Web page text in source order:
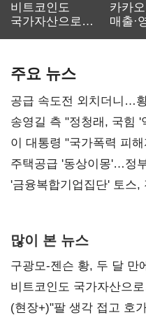
비트코인도
국가자산으로…'
카카
매출·
주요 뉴스
공급 속도전 외치더니…
리모델링' 제안
송영길 측 "정청래, 국힘
총선 지휘 못해"
이 대통령 "국가폭력 피
진실 밝혀야"
주택공급 '동상이몽'…정
'금융복합기업집단' 토스,
많이 본 뉴스
구광모-젠슨 황, 두 달 만
비트코인도 국가자산으
숙제
(현장+)"팔 생각 접고 호